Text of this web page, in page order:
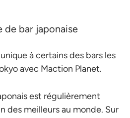
à certains des bars les
avec Maction Planet.
est régulièrement
des meilleurs au monde. Sur